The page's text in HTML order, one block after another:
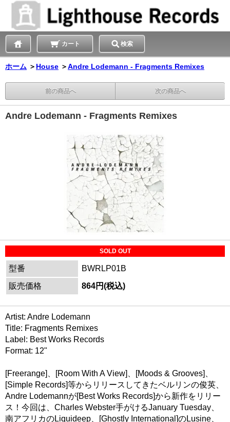
カート 検索
ホーム ＞ House ＞Andre Lodemann - Fragments Remixes
前の商品へ 次の商品へ
Andre Lodemann - Fragments Remixes
SOLD OUT
型番
BWRLP01B
販売価格
864円(税込)
Artist: Andre Lodemann
Title: Fragments Remixes
Label: Best Works Records
Format: 12"
[Freerange]、[Room With A View]、[Moods & Grooves]、
[Simple Records]等からリリースしてきたベルリンの俊英、
Andre Lodemannが[Best Works Records]から新作をリリー
ス！今回は、Charles Webster手がけるJanuary Tuesday、
南アフリカのLiquideep、[Ghostly International]のLusine、